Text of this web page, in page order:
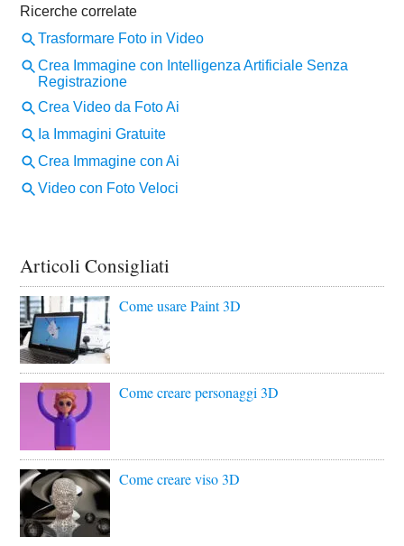
Articoli Consigliati
Come usare Paint 3D
Come creare personaggi 3D
Come creare viso 3D